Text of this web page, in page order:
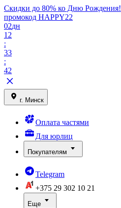
Скидки до 80% ко Дню Рождения!
промокод HAPPY22
02дн
12
:
33
:
42
г. Минск
Оплата частями
Для юрлиц
Покупателям
Telegram
+375 29 302 10 21
Еще